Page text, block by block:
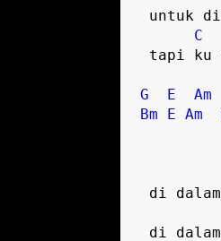
C
G E Am
Bm
E Am